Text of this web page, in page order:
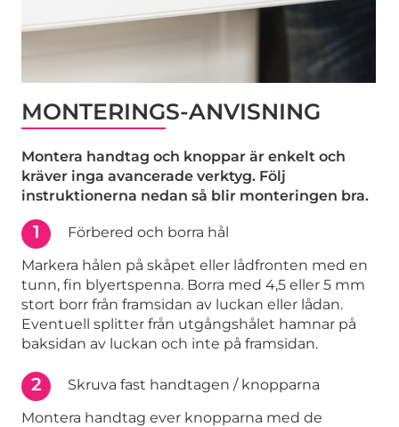
MONTERINGS-ANVISNING
Montera handtag och knoppar är enkelt och
kräver inga avancerade verktyg. Följ
instruktionerna nedan så blir monteringen bra.
1
Förbered och borra hål
Markera hålen på skåpet eller lådfronten med en
tunn, fin blyertspenna. Borra med 4,5 eller 5 mm
stort borr från framsidan av luckan eller lådan.
Eventuell splitter från utgångshålet hamnar på
baksidan av luckan och inte på framsidan.
2
Skruva fast handtagen / knopparna
Montera handtag ever knopparna med de